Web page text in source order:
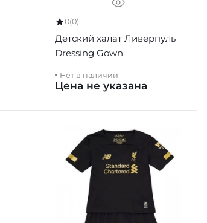
0(0)
Детский халат Ливерпуль
Dressing Gown
Нет в наличии
Цена не указана